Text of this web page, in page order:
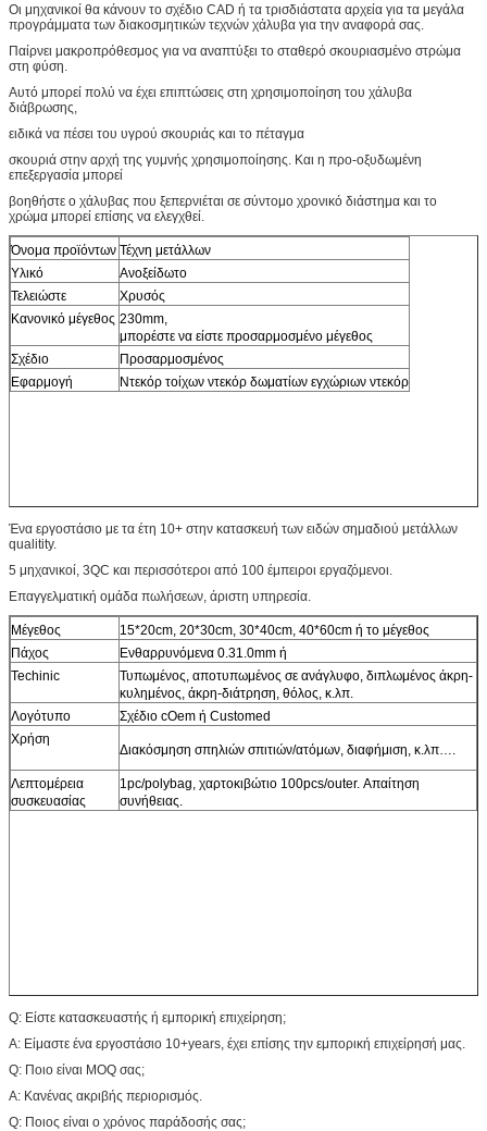
Οι μηχανικοί θα κάνουν το σχέδιο CAD ή τα τρισδιάστατα αρχεία για τα μεγάλα
προγράμματα των διακοσμητικών τεχνών χάλυβα για την αναφορά σας.
Παίρνει μακροπρόθεσμος για να αναπτύξει το σταθερό σκουριασμένο στρώμα
στη φύση.
Αυτό μπορεί πολύ να έχει επιπτώσεις στη χρησιμοποίηση του χάλυβα
διάβρωσης,
ειδικά να πέσει του υγρού σκουριάς και το πέταγμα
σκουριά στην αρχή της γυμνής χρησιμοποίησης. Και η προ-οξυδωμένη
επεξεργασία μπορεί
βοηθήστε ο χάλυβας που ξεπερνιέται σε σύντομο χρονικό διάστημα και το
χρώμα μπορεί επίσης να ελεγχθεί.
Όνομα προϊόντων Τέχνη μετάλλων
Υλικό
Ανοξείδωτο
Τελειώστε
Χρυσός
Κανονικό μέγεθος 230mm,
μπορέστε να είστε προσαρμοσμένο μέγεθος
Σχέδιο
Προσαρμοσμένος
Εφαρμογή
Ντεκόρ τοίχων ντεκόρ δωματίων εγχώριων ντεκόρ
Ένα εργοστάσιο με τα έτη 10+ στην κατασκευή των ειδών σημαδιού μετάλλων
qualitity.
5 μηχανικοί, 3QC και περισσότεροι από 100 έμπειροι εργαζόμενοι.
Επαγγελματική ομάδα πωλήσεων, άριστη υπηρεσία.
Μέγεθος
15*20cm, 20*30cm, 30*40cm, 40*60cm ή το μέγεθος
Πάχος
Ενθαρρυνόμενα 0.31.0mm ή
Techinic
Τυπωμένος, αποτυπωμένος σε ανάγλυφο, διπλωμένος άκρη-
κυλημένος, άκρη-διάτρηση, θόλος, κ.λπ.
Λογότυπο
Σχέδιο cOem ή Customed
Χρήση
Διακόσμηση σπηλιών σπιτιών/ατόμων, διαφήμιση, κ.λπ….
Λεπτομέρεια
συσκευασίας
1pc/polybag, χαρτοκιβώτιο 100pcs/outer. Απαίτηση
συνήθειας.
Q: Είστε κατασκευαστής ή εμπορική επιχείρηση;
Α: Είμαστε ένα εργοστάσιο 10+years, έχει επίσης την εμπορική επιχείρησή μας.
Q: Ποιο είναι MOQ σας;
Α: Κανένας ακριβής περιορισμός.
Q: Ποιος είναι ο χρόνος παράδοσής σας;